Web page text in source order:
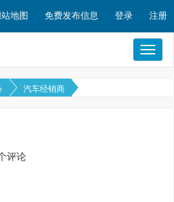
地图 免费发布信息 登录 注册
汽车经销商
评论